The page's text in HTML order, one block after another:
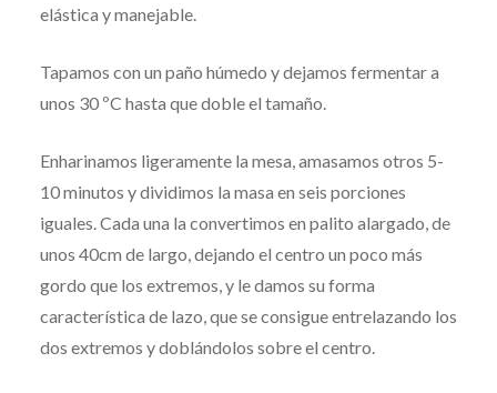
elástica y manejable.
Tapamos con un paño húmedo y dejamos fermentar a
unos 30 ºC hasta que doble el tamaño.
Enharinamos ligeramente la mesa, amasamos otros 5-
10 minutos y dividimos la masa en seis porciones
iguales. Cada una la convertimos en palito alargado, de
unos 40cm de largo, dejando el centro un poco más
gordo que los extremos, y le damos su forma
característica de lazo, que se consigue entrelazando los
dos extremos y doblándolos sobre el centro.